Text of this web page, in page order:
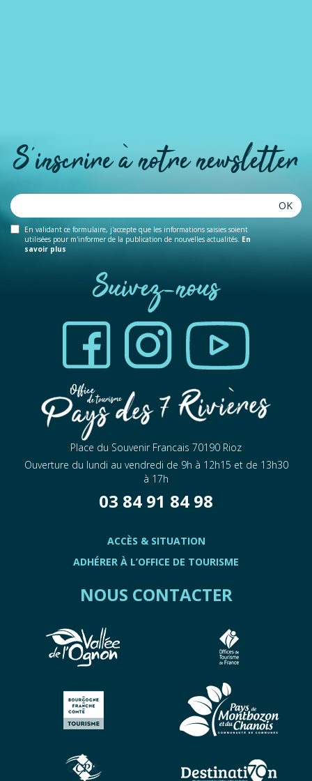
Capsule & Bouchon Rioz
RIOZ
Boulangerie Monnin Mourey
VORAY-SUR-L'OGNON
S'inscrire à notre newsletter
En validant ce formulaire, j'accepte que les informations saisies soient
utilisées pour m'informer de la publication de nouvelles actualités. En
savoir plus
OK
Suivez-nous
Place du Souvenir Francais 70190 Rioz
Ouverture du lundi au vendredi de 9h à 12h15 et de 13h30
à 17h
03 84 91 84 98
ACCÈS & SITUATION
ADHÉRER À L’OFFICE DE TOURISME
NOUS CONTACTER